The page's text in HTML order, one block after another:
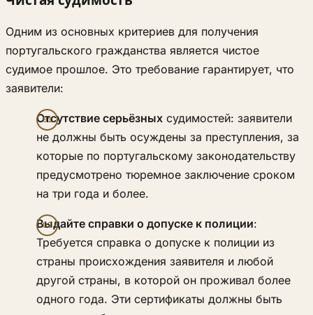
Одним из основных критериев для получения
португальского гражданства является чистое
судимое прошлое. Это требование гарантирует, что
заявители:
Отсутствие серьёзных судимостей: заявители
не должны быть осуждены за преступления, за
которые по португальскому законодательству
предусмотрено тюремное заключение сроком
на три года и более.
Выдайте справки о допуске к полиции:
Требуется справка о допуске к полиции из
страны происхождения заявителя и любой
другой страны, в которой он проживал более
одного года. Эти сертификаты должны быть